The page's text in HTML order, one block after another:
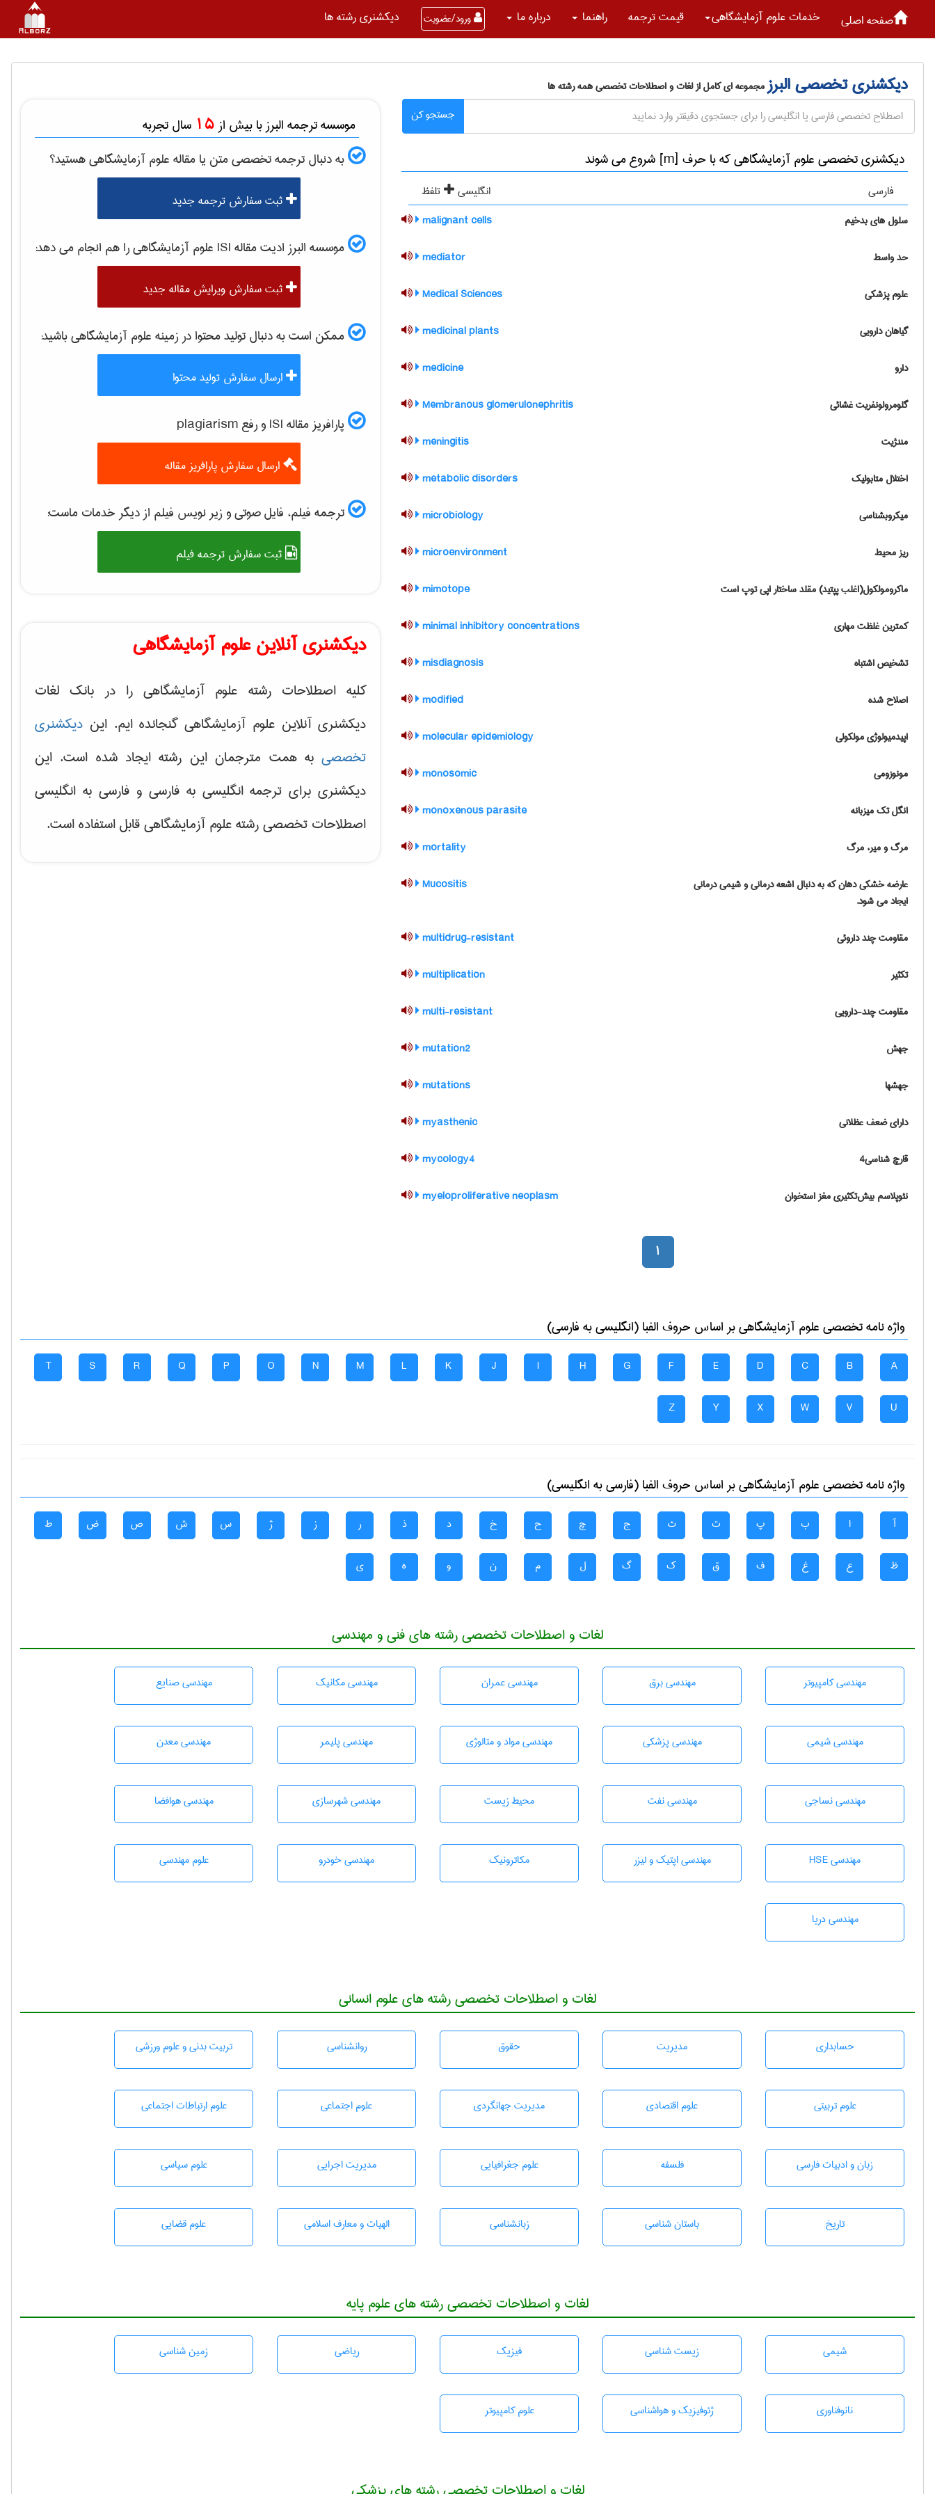
صفحه اصلی خدمات علوم آزمايشگاهی قیمت ترجمه راهنما درباره ما ورود/عضویت دیکشنری رشته ها
دیکشنری تخصصی البرزمجموعه ای کامل از لغات و اصطلاحات تخصصی همه رشته ها
جستجو کن
دیکشنری تخصصی علوم آزمايشگاهی که با حرف [m] شروع می شوند
فارسی انگلیسی تلفظ
سلول های بدخیم malignant cells
حد واسط mediator
علوم پزشکی Medical Sciences
گیاهان دارویی medicinal plants
دارو medicine
گلومرولونفریت غشائی Membranous glomerulonephritis
مننژیت meningitis
اختلال متابولیک metabolic disorders
ميکروبشناسی microbiology
ریز محیط microenvironment
ماکرومولکول(اغلب پپتید) مقلد ساختار اپی توپ است mimotope
کمترین غلظت مهاری minimal inhibitory concentrations
تشخیص اشتباه misdiagnosis
اصلاح شده modified
اپیدمیولوژی مولکولی molecular epidemiology
مونوزومی monosomic
انگل تک میزبانه monoxenous parasite
مرگ و میر، مرگ mortality
عارضه خشکی دهان که به دنبال اشعه درمانی و شیمی درمانی
ایجاد می شود.
Mucositis
مقاومت چند داروئی multidrug-resistant
تکثیر multiplication
مقاومت چند-دارویی multi-resistant
جهش mutation2
جهشها mutations
دارای ضعف عظلانی myasthenic
قارچ شناسی4 mycology4
نئوپلاسم بیش‌تکثیری مغز استخوان myeloproliferative neoplasm
1
موسسه ترجمه البرز با بیش از 15 سال تجربه
به دنبال ترجمه تخصصی متن یا مقالهعلوم آزمايشگاهیهستید؟
ثبت سفارش ترجمه جدید
موسسه البرز ادیت مقاله ISI علوم آزمايشگاهیرا هم انجام می دهد:
ثبت سفارش ویرایش مقاله جدید
ممکن است به دنبال تولید محتوا در زمینهعلوم آزمايشگاهیباشید:
ارسال سفارش تولید محتوا
پارافریز مقاله ISI و رفع plagiarism
ارسال سفارش پارافریز مقاله
ترجمه فیلم، فایل صوتی و زیر نویس فیلم از دیگر خدمات ماست:
ثبت سفارش ترجمه فیلم
دیکشنری آنلاین علوم آزمایشگاهی
کلیه اصطلاحات رشته علوم آزمایشگاهی را در بانک لغات
دیکشنری آنلاین علوم آزمایشگاهی گنجانده ایم. این دیکشنری
تخصصیبه همت مترجمان این رشته ایجاد شده است. این
دیکشنری برای ترجمه انگلیسی به فارسی و فارسی به انگلیسی
اصطلاحات تخصصی رشته علوم آزمایشگاهی قابل استفاده است.
واژه نامه تخصصیعلوم آزمايشگاهیبر اساس حروف الفبا (انگلیسی به فارسی)
A
B
C
D
E
F
G
H
I
J
K
L
M
N
O
P
Q
R
S
T
U
V
W
X
Y
Z
واژه نامه تخصصیعلوم آزمايشگاهیبر اساس حروف الفبا (فارسی به انگلیسی)
آ ا ب پ ت ث ج چ ح خ د ذ ر ز ژ س ش ص ض ط
ظ ع غ ف ق ک گ ل م ن و ه ی
لغات و اصطلاحات تخصصی رشته های فنی و مهندسی
مهندسی كامپيوتر مهندسی برق مهندسی عمران مهندسی مکانیک مهندسی صنايع
مهندسي شيمی مهندسی پزشکی مهندسی مواد و متالوژی مهندسی پليمر مهندسی معدن
مهندسي نساجی مهندسی نفت محيط زيست مهندسی شهرسازی مهندسی هوافضا
مهندسی HSE مهندسی اپتیک و لیزر مکاترونیک مهندسی خودرو علوم مهندسی
مهندسی دریا
لغات و اصطلاحات تخصصی رشته های علوم انسانی
حسابداری مديريت حقوق روانشناسی تربيت بدنی و علوم ورزشی
علوم تربيتی علوم اقتصادی مديريت جهانگردی علوم اجتماعی علوم ارتباطات اجتماعی
زبان و ادبيات فارسی فلسفه علوم جغرافيايی مديريت اجرايی علوم سياسی
تاريخ باستان شناسی زبانشناسی الهیات و معارف اسلامی علوم قضایی
لغات و اصطلاحات تخصصی رشته های علوم پایه
شيمی زيست شناسی فیزیک رياضی زمين شناسی
نانوفناوری ژئوفيزيك و هواشناسی علوم کامپیوتر